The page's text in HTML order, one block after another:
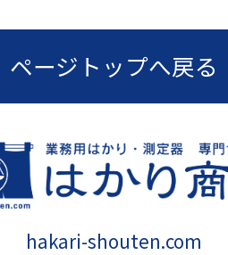
ページトップへ戻る
hakari-shouten.com